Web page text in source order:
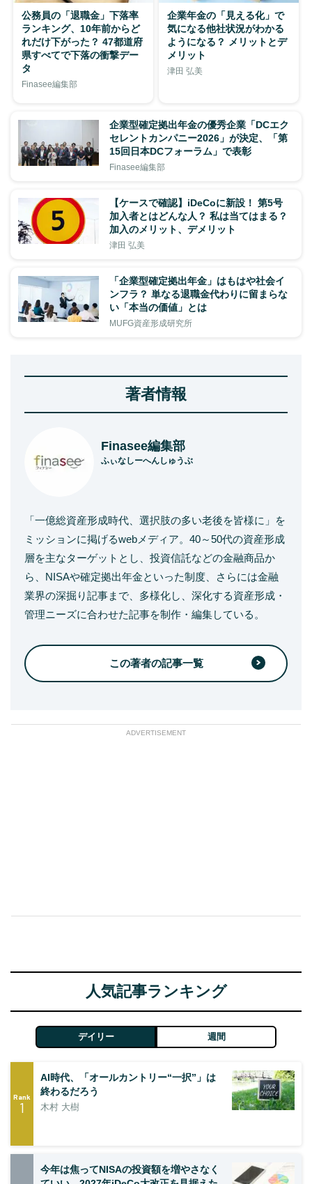
公務員の「退職金」下落率
ランキング、10年前からど
れだけ下がった？ 47都道府
県すべてで下落の衝撃デー
タ
Finasee編集部
企業年金の「見える化」で
気になる他社状況がわかる
ようになる？ メリットとデ
メリット
津田 弘美
企業型確定拠出年金の優秀企業「DCエク
セレントカンパニー2026」が決定、「第
15回日本DCフォーラム」で表彰
Finasee編集部
【ケースで確認】iDeCoに新設！ 第5号
加入者とはどんな人？ 私は当てはまる？
加入のメリット、デメリット
津田 弘美
「企業型確定拠出年金」はもはや社会イ
ンフラ？ 単なる退職金代わりに留まらな
い「本当の価値」とは
MUFG資産形成研究所
著者情報
Finasee編集部
ふぃなしーへんしゅうぶ
「一億総資産形成時代、選択肢の多い老後を皆様に」を
ミッションに掲げるwebメディア。40～50代の資産形成
層を主なターゲットとし、投資信託などの金融商品か
ら、NISAや確定拠出年金といった制度、さらには金融
業界の深掘り記事まで、多様化し、深化する資産形成・
管理ニーズに合わせた記事を制作・編集している。
この著者の記事一覧
ADVERTISEMENT
人気記事ランキング
デイリー 週間
Rank
1
AI時代、「オールカントリー“一択”」は
終わるだろう
木村 大樹
今年は焦ってNISAの投資額を増やさなく